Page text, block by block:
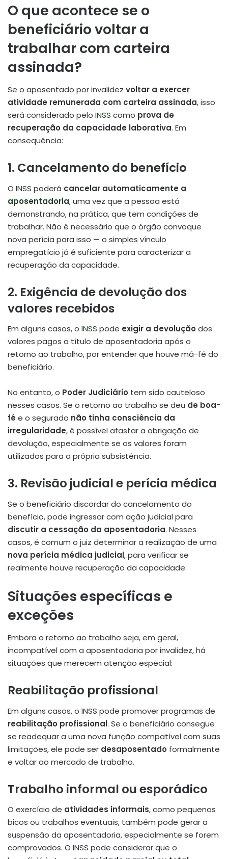
O que acontece se o
beneficiário voltar a
trabalhar com carteira
assinada?
Se o aposentado por invalidez voltar a exercer
atividade remunerada com carteira assinada, isso
será considerado pelo INSS como prova de
recuperação da capacidade laborativa. Em
consequência:
1. Cancelamento do benefício
O INSS poderá cancelar automaticamente a
aposentadoria, uma vez que a pessoa está
demonstrando, na prática, que tem condições de
trabalhar. Não é necessário que o órgão convoque
nova perícia para isso — o simples vínculo
empregatício já é suficiente para caracterizar a
recuperação da capacidade.
2. Exigência de devolução dos
valores recebidos
Em alguns casos, o INSS pode exigir a devolução dos
valores pagos a título de aposentadoria após o
retorno ao trabalho, por entender que houve má-fé do
beneficiário.
No entanto, o Poder Judiciário tem sido cauteloso
nesses casos. Se o retorno ao trabalho se deu de boa-
fé e o segurado não tinha consciência da
irregularidade, é possível afastar a obrigação de
devolução, especialmente se os valores foram
utilizados para a própria subsistência.
3. Revisão judicial e perícia médica
Se o beneficiário discordar do cancelamento do
benefício, pode ingressar com ação judicial para
discutir a cessação da aposentadoria. Nesses
casos, é comum o juiz determinar a realização de uma
nova perícia médica judicial, para verificar se
realmente houve recuperação da capacidade.
Situações específicas e
exceções
Embora o retorno ao trabalho seja, em geral,
incompatível com a aposentadoria por invalidez, há
situações que merecem atenção especial:
Reabilitação profissional
Em alguns casos, o INSS pode promover programas de
reabilitação profissional. Se o beneficiário consegue
se readequar a uma nova função compatível com suas
limitações, ele pode ser desaposentado formalmente
e voltar ao mercado de trabalho.
Trabalho informal ou esporádico
O exercício de atividades informais, como pequenos
bicos ou trabalhos eventuais, também pode gerar a
suspensão da aposentadoria, especialmente se forem
comprovados. O INSS pode considerar que o